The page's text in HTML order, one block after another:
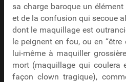
sa charge baroque un
et de la confusion qui secoue
dont le maquillage est
le peignent en fou, ou en
lui-même à maquiller
mort (maquillage qui coulera
façon clown tragique),